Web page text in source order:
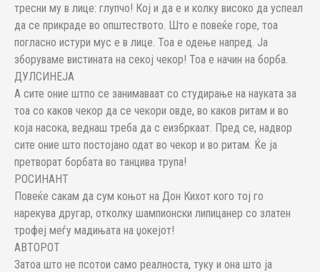
тресни му в лице: глупчо! Кој и да е и колку високо да успеал
да се прикраде во општеството. Што е повеќе горе, тоа
погласно истури мус е в лице. Тоа е одење напред. Ја
зборуваме вистината на секој чекор! Тоа е начин на борба.
ДУЛСИНЕЈА
А сите оние штпо се занимаваат со студирање на науката за
тоа со каков чекор да се чекори овде, во каков ритам и во
која насока, веднаш треба да с еизбркаат. Пред се, надвор
сите оние што постојано одат во чекор и во ритам. Ќе ја
претворат борбата во танцива трупа!
РОСИНАНТ
Повеќе сакам да сум коњот на Дон Кихот кого тој го
нарекува другар, отколку шампионски липицанер со златен
трофеј меѓу мадињата на џокејот!
АВТОРОТ
Затоа што не псотои само реалноста, туку и она што ја